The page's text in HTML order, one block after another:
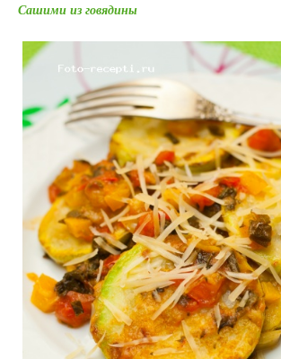
Сашими из говядины